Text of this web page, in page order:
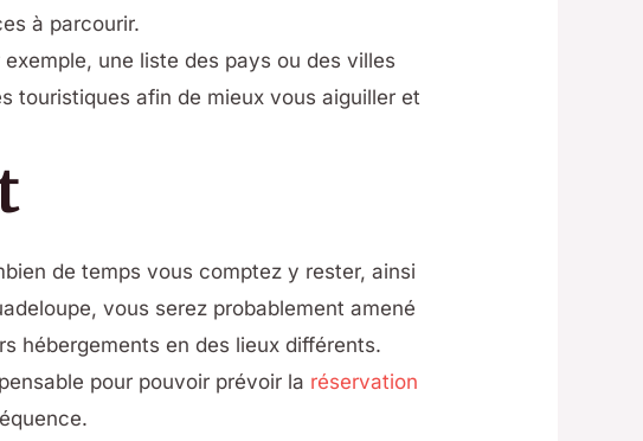
à parcourir.
une liste des pays ou des villes
touristiques afin de mieux vous aiguiller et
de temps vous comptez y rester, ainsi
vous serez probablement amené
hébergements en des lieux différents.
pour pouvoir prévoir la réservation